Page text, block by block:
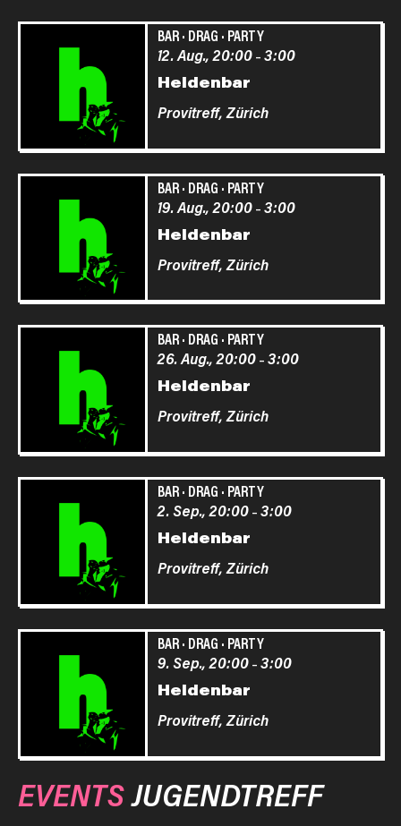
BAR· DRAG · PARTY
Heldenbar
12. Aug., 20:00– 3:00
Provitreff, Zürich
BAR· DRAG · PARTY
Heldenbar
19. Aug., 20:00– 3:00
Provitreff, Zürich
BAR· DRAG · PARTY
Heldenbar
26. Aug., 20:00– 3:00
Provitreff, Zürich
BAR· DRAG · PARTY
Heldenbar
2. Sep., 20:00– 3:00
Provitreff, Zürich
BAR· DRAG · PARTY
Heldenbar
9. Sep., 20:00– 3:00
Provitreff, Zürich
EVENTSJUGENDTREFF